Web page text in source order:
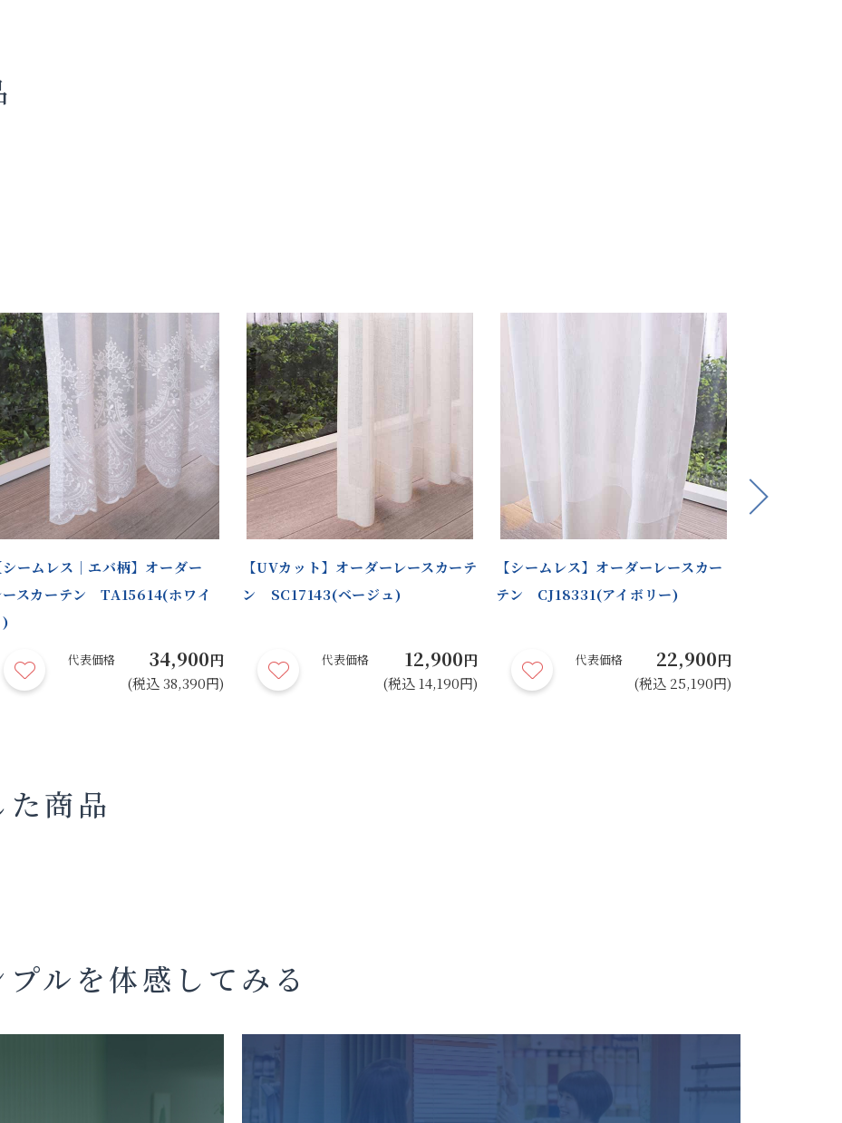
シームレス｜エバ柄】オーダー
ースカーテン TA15614(ホワイ
)
代表価格 34,900円
(税込 38,390円)
【UVカット】オーダーレースカーテ
ン SC17143(ベージュ)
代表価格 12,900円
(税込 14,190円)
【シームレス】オーダーレースカー
テン CJ18331(アイボリー)
代表価格 22,900円
(税込 25,190円)
Next
商品
ルを体感してみる